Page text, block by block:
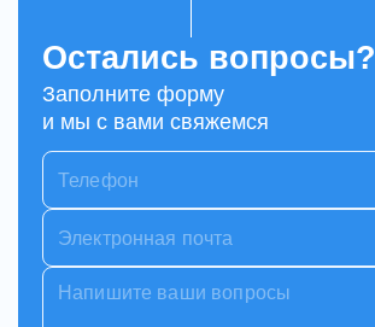
Остались вопросы?
Заполните форму
и мы с вами свяжемся